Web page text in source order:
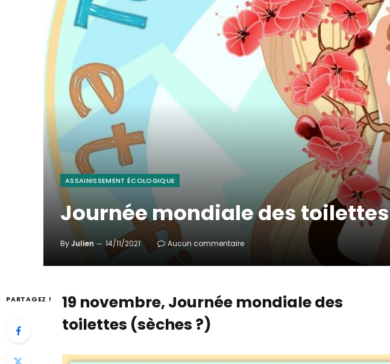
ASSAINISSEMENT ÉCOLOGIQUE
Journée mondiale des toilettes
ByJulien 14/11/2021 Aucun commentaire
PARTAGEZ !
19 novembre, Journée mondiale des
toilettes (sèches ?)